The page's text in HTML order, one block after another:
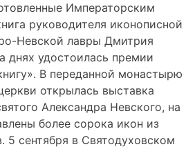
Императорским
руководителя иконописной
Невской лавры Дмитрия
днях удостоилась премии
В переданной монастырю
открылась выставка
Александра Невского, на
более сорока икон из
5 сентября в Святодуховском